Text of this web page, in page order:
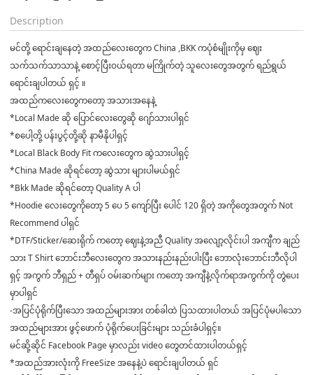
Description
မင်တို့ ရောင်းချနေတဲ့ အထည်လေးတွေက China ,BKK ကပုံစံမျိုးကိုမှ ဈေး
သက်သက်သာသာနဲ့ စောင့်ပြီးဝယ်ရတာ မကြိုက်တဲ့ သူလေးတွေအတွက် ရည်ရွယ်
ရောင်းချပါတယ် ရှင့် ။
အထည်ကလေးတွေကတော့ အသားအနေနဲ့
*Local Made ဆို ပြောင်လေးတွေဆို ဂျော်သားပါရှင်
*စပေါ့တို့ ပန်းပွင့်တို့ဆို နာမီနိုပါရှင့်
*Local Black Body Fit ကလေးတွေက ဆွဲသားပါရှင့်
*China Made ဆိုရင်တော့ ဆွဲသား များပါမယ်ရှင်
*Bkk Made ဆိုရင်တော့ Quality A ပါ
*Hoodie လေးတွေကိုတော့ 5 ပေ 5 ကျော်ပြီး ပေါင် 120 ရှိတဲ့ အကိုတွေအတွက် Not
Recommend ပါရှင်
*DTF/Sticker/ဆေးရိုက် ကတော့ ဈေးနဲ့အညီ Quality အလျော့လိုင်းပါ အကျီက ချည်
သား T Shirt ဘောင်းဘီလေးတွေက အသားနည်းနည်းပါးပြီး ဘောလုံးဘောင်းဘီလိုပါ
ရှင့် အကွက် ဘီရှည် + တီရှပ် ဝမ်းဆက်များ ကတော့ အကျီနဲ့လိုက်ရာအကွက်ကို တွဲပေး
မှာပါရှင်
-အပြင်ပုံရိုက်ပြီးသော အထည်များအား တစ်ခါထဲ ပြသထားပါတယ် အပြင်ပုံမပါသော
အထည်များအား ဖွင့်ဖောက် ပုံရိုက်ပေးခြင်းများ သည်းခံပါရှင့်။
မင်ဆို့ဆိုင် Facebook Page မှာလည်း video တွေတင်ထားပါတယ်ရှင့်
*အထည်အားလုံးကို FreeSize အနေနဲ့ပဲ ရောင်းချပါတယ် ရှင်